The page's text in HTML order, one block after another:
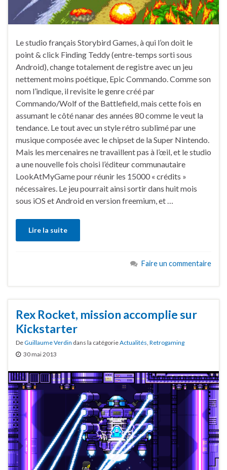
Le studio français Storybird Games, à qui l’on doit le
point & click Finding Teddy (entre-temps sorti sous
Android), change totalement de registre avec un jeu
nettement moins poétique, Epic Commando. Comme son
nom l’indique, il revisite le genre créé par
Commando/Wolf of the Battlefield, mais cette fois en
assumant le côté nanar des années 80 comme le veut la
tendance. Le tout avec un style rétro sublimé par une
musique composée avec le chipset de la Super Nintendo.
Mais les mercenaires ne travaillent pas à l’œil, et le studio
a une nouvelle fois choisi l’éditeur communautaire
LookAtMyGame pour réunir les 15000 « crédits »
nécessaires. Le jeu pourrait ainsi sortir dans huit mois
sous iOS et Android en version freemium, et …
Lire la suite
Faire un commentaire
Rex Rocket, mission accomplie sur
Kickstarter
DeGuillaume Verdin dans la catégorieActualités, Retrogaming
30 mai 2013